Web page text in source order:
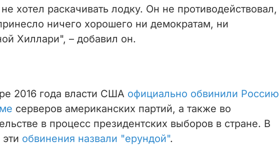
хотел раскачивать лодку. Он не противодействовал,
ничего хорошего ни демократам, ни
Хиллари", – добавил он.
2016 года власти США официально обвинили Россию
серверов американских партий, а также во
в процесс президентских выборов в стране. В
обвинения назвали "ерундой".